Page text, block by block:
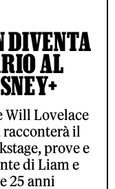
DIVENTA
AL
Will Lovelace
racconterà il
prove e
di Liam e
25 anni